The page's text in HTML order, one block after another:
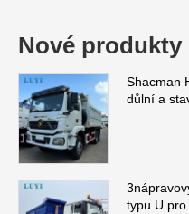
Nové produkty
Shacman
důlní a
typu U